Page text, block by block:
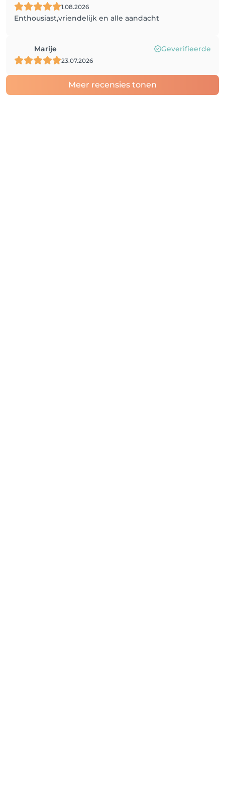
1.08.2026
Enthousiast,vriendelijk en alle aandacht
Marije Geverifieerde
23.07.2026
Meer recensies tonen